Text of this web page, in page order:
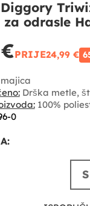
odrasle
PRIJE24,99 €
Drška metle,
100%
0
S